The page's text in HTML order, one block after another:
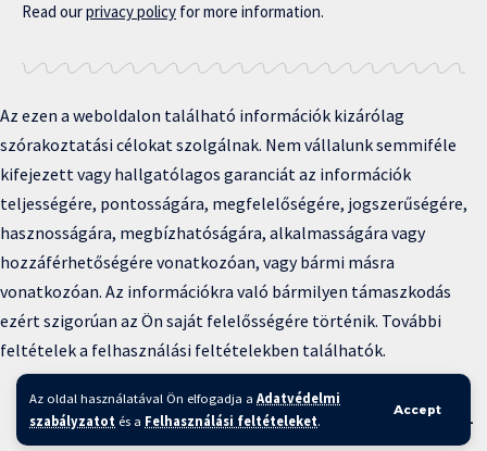
Az oldal használatával Ön elfogadja a Adatvédelmi
szabályzatot és a Felhasználási feltételeket.
Accept
Read ourprivacy policy for more information.
Az ezen a weboldalon található információk kizárólag
szórakoztatási célokat szolgálnak. Nem vállalunk semmiféle
kifejezett vagy hallgatólagos garanciát az információk
teljességére, pontosságára, megfelelőségére, jogszerűségére,
hasznosságára, megbízhatóságára, alkalmasságára vagy
hozzáférhetőségére vonatkozóan, vagy bármi másra
vonatkozóan. Az információkra való bármilyen támaszkodás
ezért szigorúan az Ön saját felelősségére történik. További
feltételek a felhasználási feltételekben találhatók.
Copyright © 2025 BFKH.hu
Felhasználási feltételek –Adatvédelmi irányelvek – Kapcsolat –